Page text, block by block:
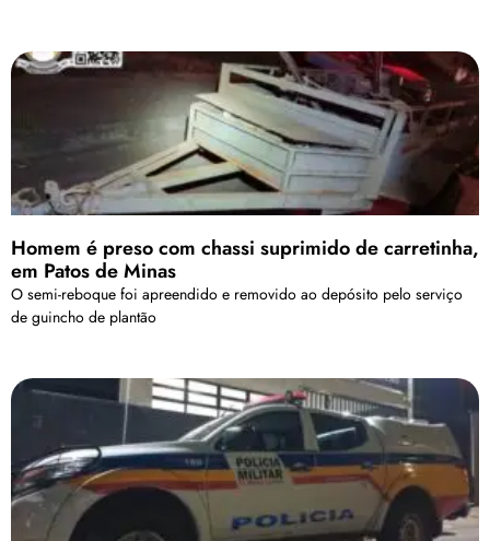
Homem é preso com chassi suprimido de carretinha,
em Patos de Minas
O semi-reboque foi apreendido e removido ao depósito pelo serviço
de guincho de plantão